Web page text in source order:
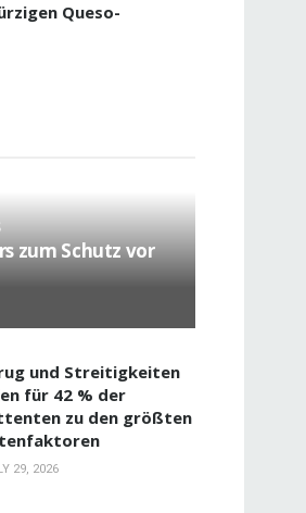
Queso-
zum Schutz vor
und Streitigkeiten
für 42 % der
zu den größten
29, 2026